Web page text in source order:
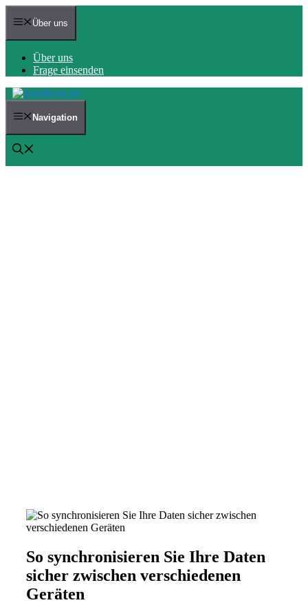
Zum
Inhalt Über uns
Über uns
Frage einsenden
Navigation
So synchronisieren Sie Ihre Daten
sicher zwischen verschiedenen
Geräten